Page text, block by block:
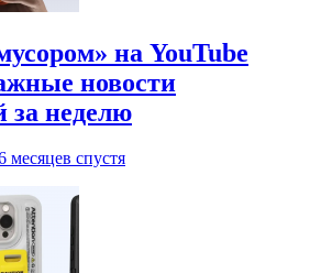
на YouTube
новости
за неделю
месяцев спустя